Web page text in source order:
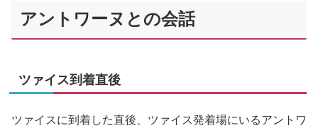
アントワーヌとの会話
ツァイス到着直後
ツァイスに到着した直後、ツァイス発着場にいるアントワ